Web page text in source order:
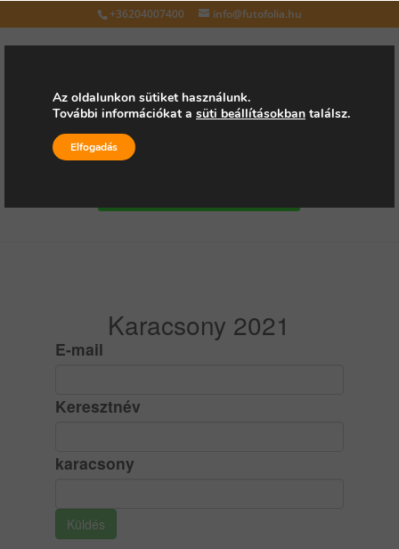
+36204007400 info@futofolia.hu
Válasszon oldalt
Az oldalunkon sütiket használunk.
További információkat a süti beállításokban találsz.
Elfogadás